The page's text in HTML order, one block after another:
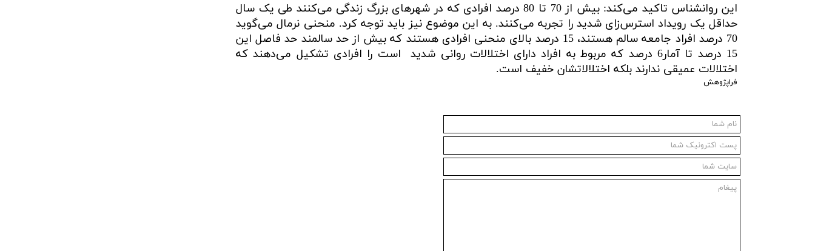
این روانشناس تاکید می‌کند: بیش از 70 تا 80 درصد افرادی که در شهرهای بزرگ زندگی می‌کنند طی یک سال
حداقل یک رویداد استرس‌زای شدید را تجربه می‌کنند. به این موضوع نیز باید توجه کرد. منحنی نرمال می‌گوید
70 درصد افراد جامعه سالم هستند، 15 درصد بالای منحنی افرادی هستند که بیش از حد سالمند حد فاصل این
15 درصد تا آمار6 درصد که مربوط به افراد دارای اختلالات روانی شدید است را افرادی تشکیل می‌دهند که
اختلالات عمیقی ندارند بلکه اختلالاتشان خفیف است.
فراپژوهش